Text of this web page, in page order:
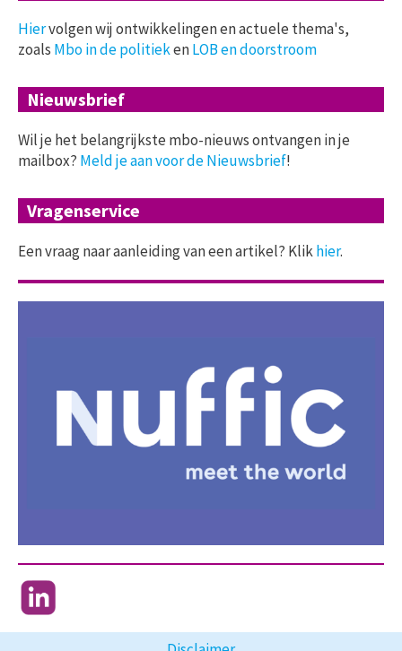
Hiervolgen wij ontwikkelingen en actuele thema's,
zoals Mbo in de politiekenLOB en doorstroom
Nieuwsbrief
Wil je het belangrijkste mbo-nieuws ontvangen in je
mailbox? Meld je aan voor de Nieuwsbrief!
Vragenservice
Een vraag naar aanleiding van een artikel? Klikhier.